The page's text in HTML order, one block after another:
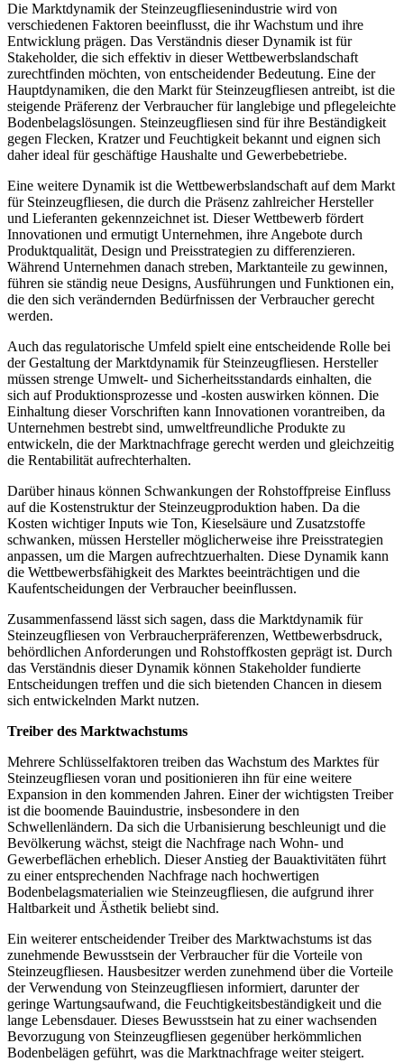
Die Marktdynamik der Steinzeugfliesenindustrie wird von
verschiedenen Faktoren beeinflusst, die ihr Wachstum und ihre
Entwicklung prägen. Das Verständnis dieser Dynamik ist für
Stakeholder, die sich effektiv in dieser Wettbewerbslandschaft
zurechtfinden möchten, von entscheidender Bedeutung. Eine der
Hauptdynamiken, die den Markt für Steinzeugfliesen antreibt, ist die
steigende Präferenz der Verbraucher für langlebige und pflegeleichte
Bodenbelagslösungen. Steinzeugfliesen sind für ihre Beständigkeit
gegen Flecken, Kratzer und Feuchtigkeit bekannt und eignen sich
daher ideal für geschäftige Haushalte und Gewerbebetriebe.
Eine weitere Dynamik ist die Wettbewerbslandschaft auf dem Markt
für Steinzeugfliesen, die durch die Präsenz zahlreicher Hersteller
und Lieferanten gekennzeichnet ist. Dieser Wettbewerb fördert
Innovationen und ermutigt Unternehmen, ihre Angebote durch
Produktqualität, Design und Preisstrategien zu differenzieren.
Während Unternehmen danach streben, Marktanteile zu gewinnen,
führen sie ständig neue Designs, Ausführungen und Funktionen ein,
die den sich verändernden Bedürfnissen der Verbraucher gerecht
werden.
Auch das regulatorische Umfeld spielt eine entscheidende Rolle bei
der Gestaltung der Marktdynamik für Steinzeugfliesen. Hersteller
müssen strenge Umwelt- und Sicherheitsstandards einhalten, die
sich auf Produktionsprozesse und -kosten auswirken können. Die
Einhaltung dieser Vorschriften kann Innovationen vorantreiben, da
Unternehmen bestrebt sind, umweltfreundliche Produkte zu
entwickeln, die der Marktnachfrage gerecht werden und gleichzeitig
die Rentabilität aufrechterhalten.
Darüber hinaus können Schwankungen der Rohstoffpreise Einfluss
auf die Kostenstruktur der Steinzeugproduktion haben. Da die
Kosten wichtiger Inputs wie Ton, Kieselsäure und Zusatzstoffe
schwanken, müssen Hersteller möglicherweise ihre Preisstrategien
anpassen, um die Margen aufrechtzuerhalten. Diese Dynamik kann
die Wettbewerbsfähigkeit des Marktes beeinträchtigen und die
Kaufentscheidungen der Verbraucher beeinflussen.
Zusammenfassend lässt sich sagen, dass die Marktdynamik für
Steinzeugfliesen von Verbraucherpräferenzen, Wettbewerbsdruck,
behördlichen Anforderungen und Rohstoffkosten geprägt ist. Durch
das Verständnis dieser Dynamik können Stakeholder fundierte
Entscheidungen treffen und die sich bietenden Chancen in diesem
sich entwickelnden Markt nutzen.
Treiber des Marktwachstums
Mehrere Schlüsselfaktoren treiben das Wachstum des Marktes für
Steinzeugfliesen voran und positionieren ihn für eine weitere
Expansion in den kommenden Jahren. Einer der wichtigsten Treiber
ist die boomende Bauindustrie, insbesondere in den
Schwellenländern. Da sich die Urbanisierung beschleunigt und die
Bevölkerung wächst, steigt die Nachfrage nach Wohn- und
Gewerbeflächen erheblich. Dieser Anstieg der Bauaktivitäten führt
zu einer entsprechenden Nachfrage nach hochwertigen
Bodenbelagsmaterialien wie Steinzeugfliesen, die aufgrund ihrer
Haltbarkeit und Ästhetik beliebt sind.
Ein weiterer entscheidender Treiber des Marktwachstums ist das
zunehmende Bewusstsein der Verbraucher für die Vorteile von
Steinzeugfliesen. Hausbesitzer werden zunehmend über die Vorteile
der Verwendung von Steinzeugfliesen informiert, darunter der
geringe Wartungsaufwand, die Feuchtigkeitsbeständigkeit und die
lange Lebensdauer. Dieses Bewusstsein hat zu einer wachsenden
Bevorzugung von Steinzeugfliesen gegenüber herkömmlichen
Bodenbelägen geführt, was die Marktnachfrage weiter steigert.